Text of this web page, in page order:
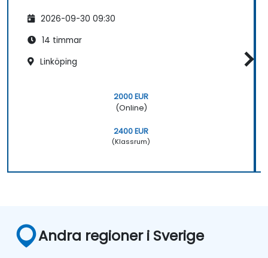
2026-09-30 09:30
14 timmar
Linköping
2000 EUR
(Online)
2400 EUR
(Klassrum)
Andra regioner i Sverige